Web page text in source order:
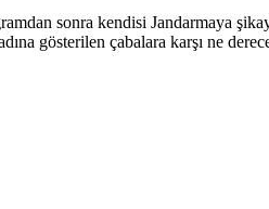
sonra kendisi Jandarmaya
gösterilen çabalara karşı ne